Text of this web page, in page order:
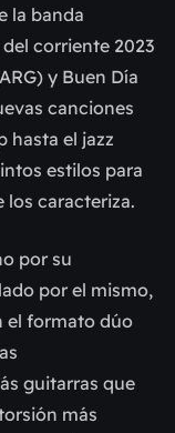
la banda
corriente 2023
y Buen Día
canciones
hasta el jazz
estilos para
caracteriza.
por su
por el mismo,
el formato dúo
guitarras que
más